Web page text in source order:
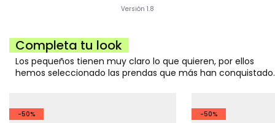
Completa tu look
Los pequeños tienen muy claro lo que quieren, por ellos
hemos seleccionado las prendas que más han conquistado.
-50% -50%